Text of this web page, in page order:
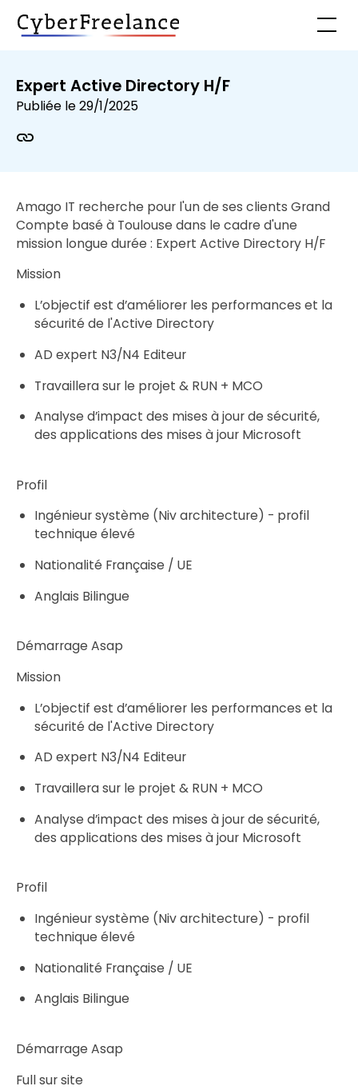
Expert Active Directory H/F
Publiée le29/1/2025
Amago IT recherche pour l'un de ses clients Grand
Compte basé à Toulouse dans le cadre d'une
mission longue durée : Expert Active Directory H/F
Mission
L’objectif est d’améliorer les performances et la
sécurité de l'Active Directory
AD expert N3/N4 Editeur
Travaillera sur le projet & RUN + MCO
Analyse d’impact des mises à jour de sécurité,
des applications des mises à jour Microsoft
Profil
Ingénieur système (Niv architecture) - profil
technique élevé
Nationalité Française / UE
Anglais Bilingue
Démarrage Asap
Mission
L’objectif est d’améliorer les performances et la
sécurité de l'Active Directory
AD expert N3/N4 Editeur
Travaillera sur le projet & RUN + MCO
Analyse d’impact des mises à jour de sécurité,
des applications des mises à jour Microsoft
Profil
Ingénieur système (Niv architecture) - profil
technique élevé
Nationalité Française / UE
Anglais Bilingue
Démarrage Asap
Full sur site